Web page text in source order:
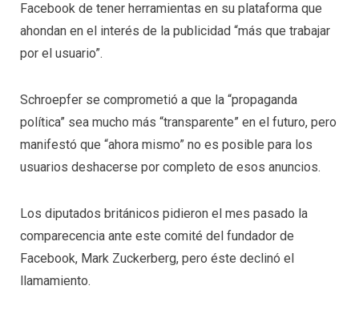
Facebook de tener herramientas en su plataforma que
ahondan en el interés de la publicidad “más que trabajar
por el usuario”.
Schroepfer se comprometió a que la “propaganda
política” sea mucho más “transparente” en el futuro, pero
manifestó que “ahora mismo” no es posible para los
usuarios deshacerse por completo de esos anuncios.
Los diputados británicos pidieron el mes pasado la
comparecencia ante este comité del fundador de
Facebook, Mark Zuckerberg, pero éste declinó el
llamamiento.